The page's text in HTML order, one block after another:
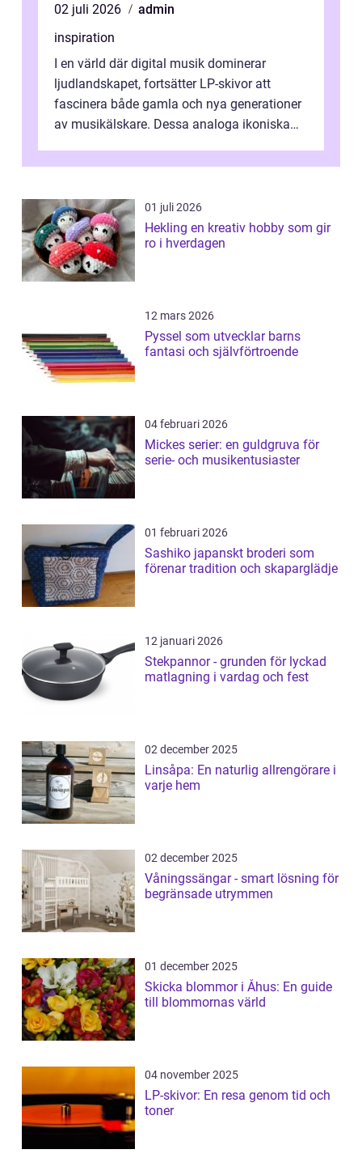
02 juli 2026
admin
inspiration
I en värld där digital musik dominerar
ljudlandskapet, fortsätter LP-skivor att
fascinera både gamla och nya generationer
av musikälskare. Dessa analoga ikoniska
01 juli 2026
Hekling en kreativ hobby som gir
ro i hverdagen
12 mars 2026
Pyssel som utvecklar barns
fantasi och självförtroende
04 februari 2026
Mickes serier: en guldgruva för
serie- och musikentusiaster
01 februari 2026
Sashiko japanskt broderi som
förenar tradition och skaparglädje
12 januari 2026
Stekpannor - grunden för lyckad
matlagning i vardag och fest
02 december 2025
Linsåpa: En naturlig allrengörare i
varje hem
02 december 2025
Våningssängar - smart lösning för
begränsade utrymmen
01 december 2025
Skicka blommor i Åhus: En guide
till blommornas värld
04 november 2025
LP-skivor: En resa genom tid och
toner